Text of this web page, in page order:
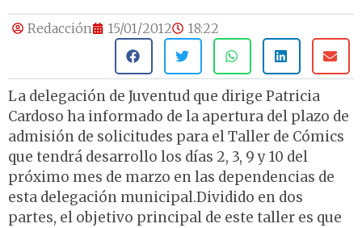
Redacción 15/01/2012 18:22
La delegación de Juventud que dirige Patricia
Cardoso ha informado de la apertura del plazo de
admisión de solicitudes para el Taller de Cómics
que tendrá desarrollo los días 2, 3, 9 y 10 del
próximo mes de marzo en las dependencias de
esta delegación municipal.Dividido en dos
partes, el objetivo principal de este taller es que